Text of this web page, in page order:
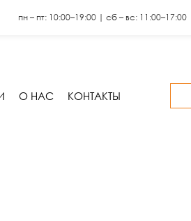
пн – пт: 10:00–19:00 | сб – вс: 11:00–17:00
О НАС КОНТАКТЫ